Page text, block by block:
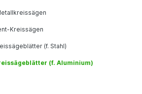
Kreissägen
(f. Stahl)
(f. Aluminium)